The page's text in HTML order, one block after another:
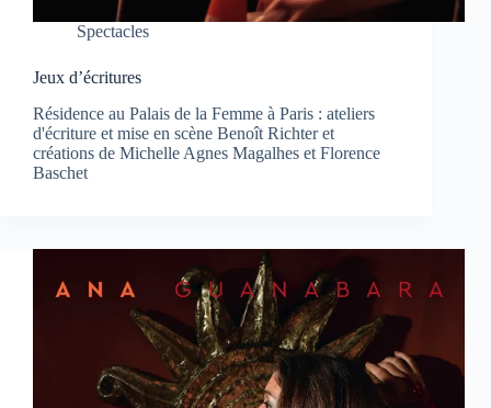
Spectacles
Jeux d’écritures
Résidence au Palais de la Femme à Paris : ateliers
d'écriture et mise en scène Benoît Richter et
créations de Michelle Agnes Magalhes et Florence
Baschet